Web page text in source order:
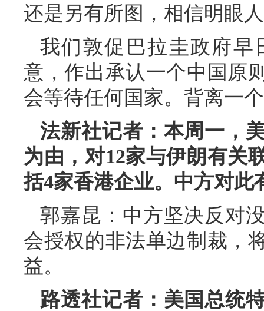
还是另有所图，相信明眼
我们敦促巴拉圭政府早
意，作出承认一个中国原
会等待任何国家。背离一
法新社记者：本周一，
为由，对12家与伊朗有关
括4家香港企业。中方对此
郭嘉昆：中方坚决反对
会授权的非法单边制裁，
益。
路透社记者：美国总统